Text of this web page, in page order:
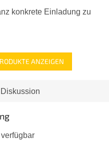
konkrete Einladung zu
ANZEIGEN
Diskussion